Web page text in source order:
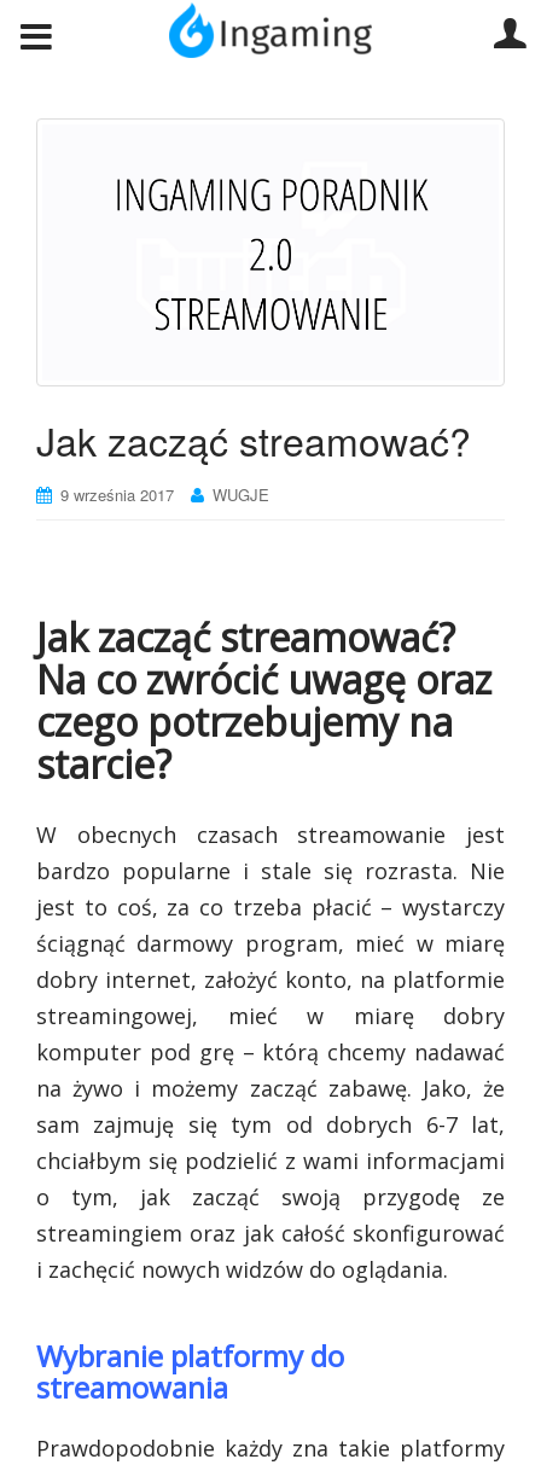
Jak zacząć streamować?
9 września 2017 WUGJE
Jak zacząć streamować?
Na co zwrócić uwagę oraz
czego potrzebujemy na
starcie?
W obecnych czasach streamowanie jest
bardzo popularne i stale się rozrasta. Nie
jest to coś, za co trzeba płacić – wystarczy
ściągnąć darmowy program, mieć w miarę
dobry internet, założyć konto, na platformie
streamingowej, mieć w miarę dobry
komputer pod grę – którą chcemy nadawać
na żywo i możemy zacząć zabawę. Jako, że
sam zajmuję się tym od dobrych 6-7 lat,
chciałbym się podzielić z wami informacjami
o tym, jak zacząć swoją przygodę ze
streamingiem oraz jak całość skonfigurować
i zachęcić nowych widzów do oglądania.
Wybranie platformy do
streamowania
Prawdopodobnie każdy zna takie platformy